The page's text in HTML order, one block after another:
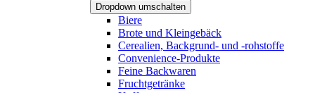
Dropdown umschalten
Biere
Brote und Kleingebäck
Cerealien, Backgrund- und -rohstoffe
Convenience-Produkte
Feine Backwaren
Fruchtgetränke